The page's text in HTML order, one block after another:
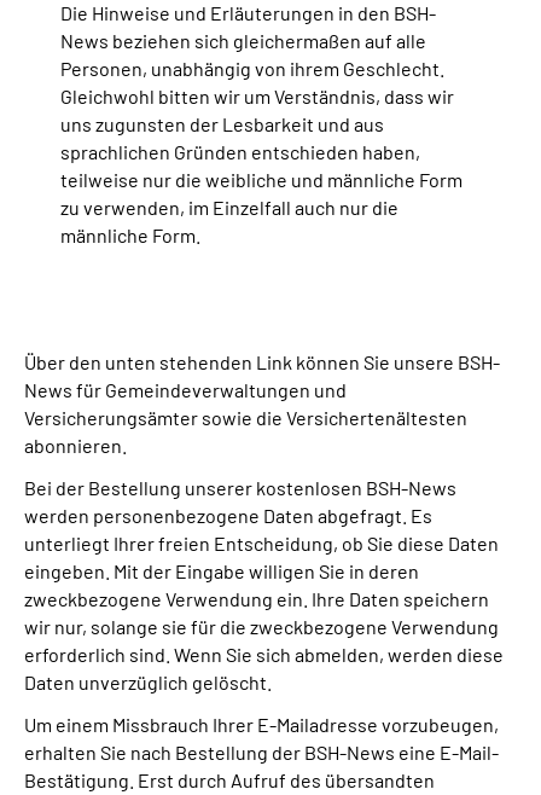
Die Hinweise und Erläuterungen in den BSH-
News beziehen sich gleichermaßen auf alle
Personen, unabhängig von ihrem Geschlecht.
Gleichwohl bitten wir um Verständnis, dass wir
uns zugunsten der Lesbarkeit und aus
sprachlichen Gründen entschieden haben,
teilweise nur die weibliche und männliche Form
zu verwenden, im Einzelfall auch nur die
männliche Form.
Über den unten stehenden Link können Sie unsere BSH-
News für Gemeindeverwaltungen und
Versicherungsämter sowie die Versichertenältesten
abonnieren.
Bei der Bestellung unserer kostenlosen BSH-News
werden personenbezogene Daten abgefragt. Es
unterliegt Ihrer freien Entscheidung, ob Sie diese Daten
eingeben. Mit der Eingabe willigen Sie in deren
zweckbezogene Verwendung ein. Ihre Daten speichern
wir nur, solange sie für die zweckbezogene Verwendung
erforderlich sind. Wenn Sie sich abmelden, werden diese
Daten unverzüglich gelöscht.
Um einem Missbrauch Ihrer E-Mailadresse vorzubeugen,
erhalten Sie nach Bestellung der BSH-News eine E-Mail-
Bestätigung. Erst durch Aufruf des übersandten